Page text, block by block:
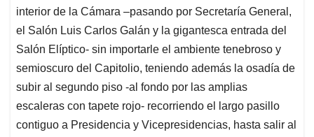
interior de la Cámara –pasando por Secretaría General,
el Salón Luis Carlos Galán y la gigantesca entrada del
Salón Elíptico- sin importarle el ambiente tenebroso y
semioscuro del Capitolio, teniendo además la osadía de
subir al segundo piso -al fondo por las amplias
escaleras con tapete rojo- recorriendo el largo pasillo
contiguo a Presidencia y Vicepresidencias, hasta salir al